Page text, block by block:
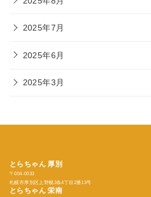
2025年7月
2025年6月
2025年3月
とらちゃん 厚別
〒004-0033
札幌市厚別区上野幌3条4丁目2番13号
とらちゃん 栄南